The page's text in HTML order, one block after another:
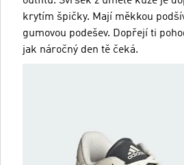
krytím špičky. Mají měkkou
gumovou podešev. Dopřejí ti
jak náročný den tě čeká.